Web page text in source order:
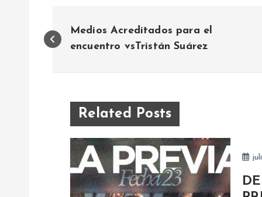
a
Medios Acreditados para el
encuentro vsTristán Suárez
Related Posts